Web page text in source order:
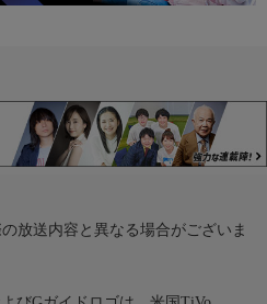
放送内容と異なる場合がございま